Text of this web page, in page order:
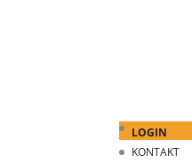
LOGIN
KONTAKT